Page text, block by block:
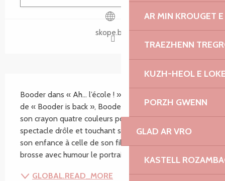
AR MIN KROUGET
TRAEZHENN
KUZH-HEOL E
PORZH GWENN
GLAD AR VRO
KASTELL
skope.bzh
SECTIONS.TOURISM.SHEET.DESCRIPTION
Booder dans « Ah… l’école ! ». Après l’énorme succès
de « Booder is back », Booder a repris son cahier et
son crayon quatre couleurs pour nous écrire un
spectacle drôle et touchant sur l’école. De L’école de
son enfance à celle de son fils aujourd’hui, il nous
brosse avec humour le portrait du...
GLOBAL.READ_MORE